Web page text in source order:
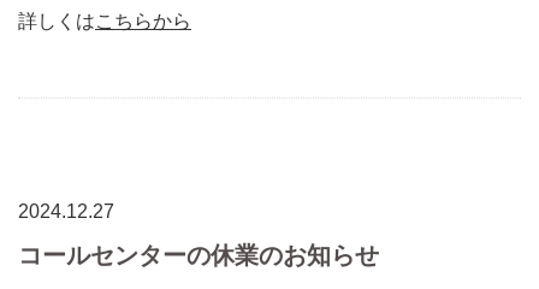
詳しくはこちらから
2024.12.27
コールセンターの休業のお知らせ